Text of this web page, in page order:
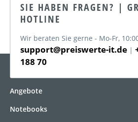
SIE HABEN FRAGEN? |
HOTLINE
Wir beraten Sie gerne - Mo-Fr,
support@preiswerte-it.de |
188 70
Angebote
Notebooks